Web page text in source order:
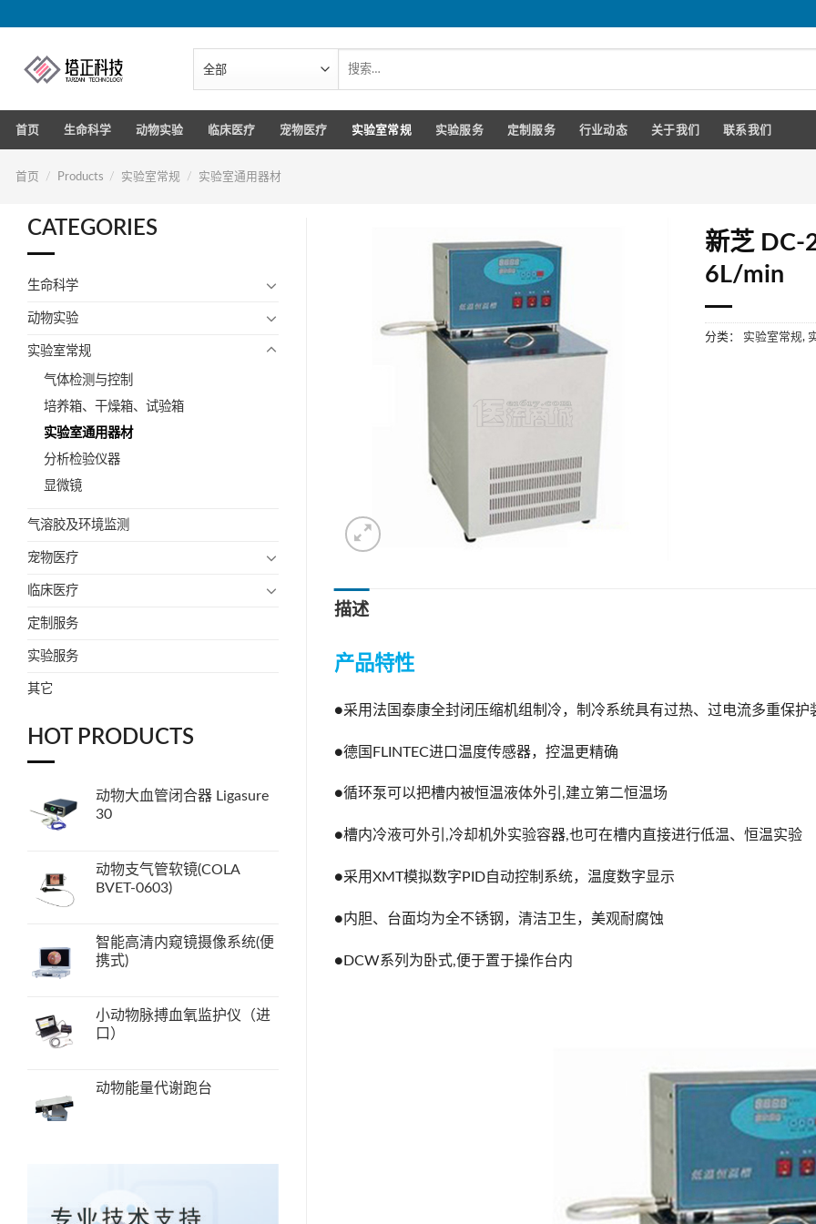
索：
首页 生命科学 动物实验 临床医疗 宠物医疗 实验室常规 实验服务 定制服务 行业动态 关于我们 联系我们
首页 / Products / 实验室常规 / 实验室通用器材
CATEGORIES
生命科学
动物实验
实验室常规
气体检测与控制
培养箱、干燥箱、试验箱
实验室通用器材
分析检验仪器
显微镜
气溶胶及环境监测
宠物医疗
临床医疗
定制服务
实验服务
其它
HOT PRODUCTS
动物大血管闭合器 Ligasure
30
动物支气管软镜(COLA
BVET-0603)
智能高清内窥镜摄像系统(便
携式)
小动物脉搏血氧监护仪（进
口）
动物能量代谢跑台
新芝
6L/min
分类： 实验室常规,
描述
产品特性
●采用法国泰康全封闭压缩机组制冷，制冷系统具有过热、过电流多重保护
●德国FLINTEC进口温度传感器，控温更精确
●循环泵可以把槽内被恒温液体外引,建立第二恒温场
●槽内冷液可外引,冷却机外实验容器,也可在槽内直接进行低温、恒温实验
●采用XMT模拟数字PID自动控制系统，温度数字显示
●内胆、台面均为全不锈钢，清洁卫生，美观耐腐蚀
●DCW系列为卧式,便于置于操作台内